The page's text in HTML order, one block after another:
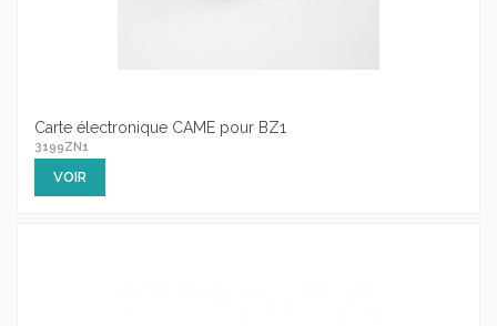
Carte électronique CAME pour BZ1
3199ZN1
VOIR